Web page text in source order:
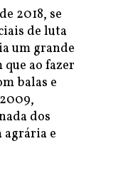
2018, se
de luta
um grande
ao fazer
balas e
dos
e